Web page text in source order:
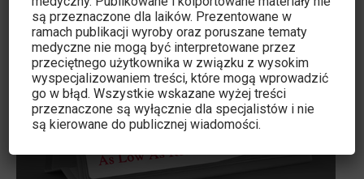
9
Naukowe
są przeznaczone dla laików. Prezentowane w
ramach publikacji wyroby oraz poruszane tematy
medyczne nie mogą być interpretowane przez
przeciętnego użytkownika w związku z wysokim
wyspecjalizowaniem treści, które mogą wprowadzić
go w błąd. Wszystkie wskazane wyżej treści
przeznaczone są wyłącznie dla specjalistów i nie
są kierowane do publicznej wiadomości.